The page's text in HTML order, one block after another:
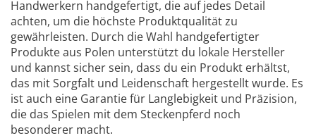
Handwerkern handgefertigt, die auf jedes Detail
achten, um die höchste Produktqualität zu
gewährleisten. Durch die Wahl handgefertigter
Produkte aus Polen unterstützt du lokale Hersteller
und kannst sicher sein, dass du ein Produkt erhältst,
das mit Sorgfalt und Leidenschaft hergestellt wurde. Es
ist auch eine Garantie für Langlebigkeit und Präzision,
die das Spielen mit dem Steckenpferd noch
besonderer macht.